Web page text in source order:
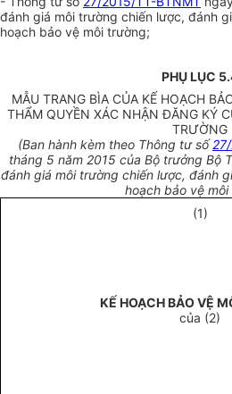
đánh giá môi trường chiến lược, đánh
hoạch bảo vệ môi trường;
PHỤ LỤC
MẪU TRANG BÌA CỦA KẾ HOẠCH
THẨM QUYỀN XÁC NHẬN ĐĂNG KÝ
TRƯỜNG
(Ban hành kèm theo Thông tư số
tháng 5 năm 2015 của Bộ trưởng Bộ
đánh giá môi trường chiến lược, đánh
hoạch bảo vệ
(1)
KẾ HOẠCH BẢO VỆ
của (2)